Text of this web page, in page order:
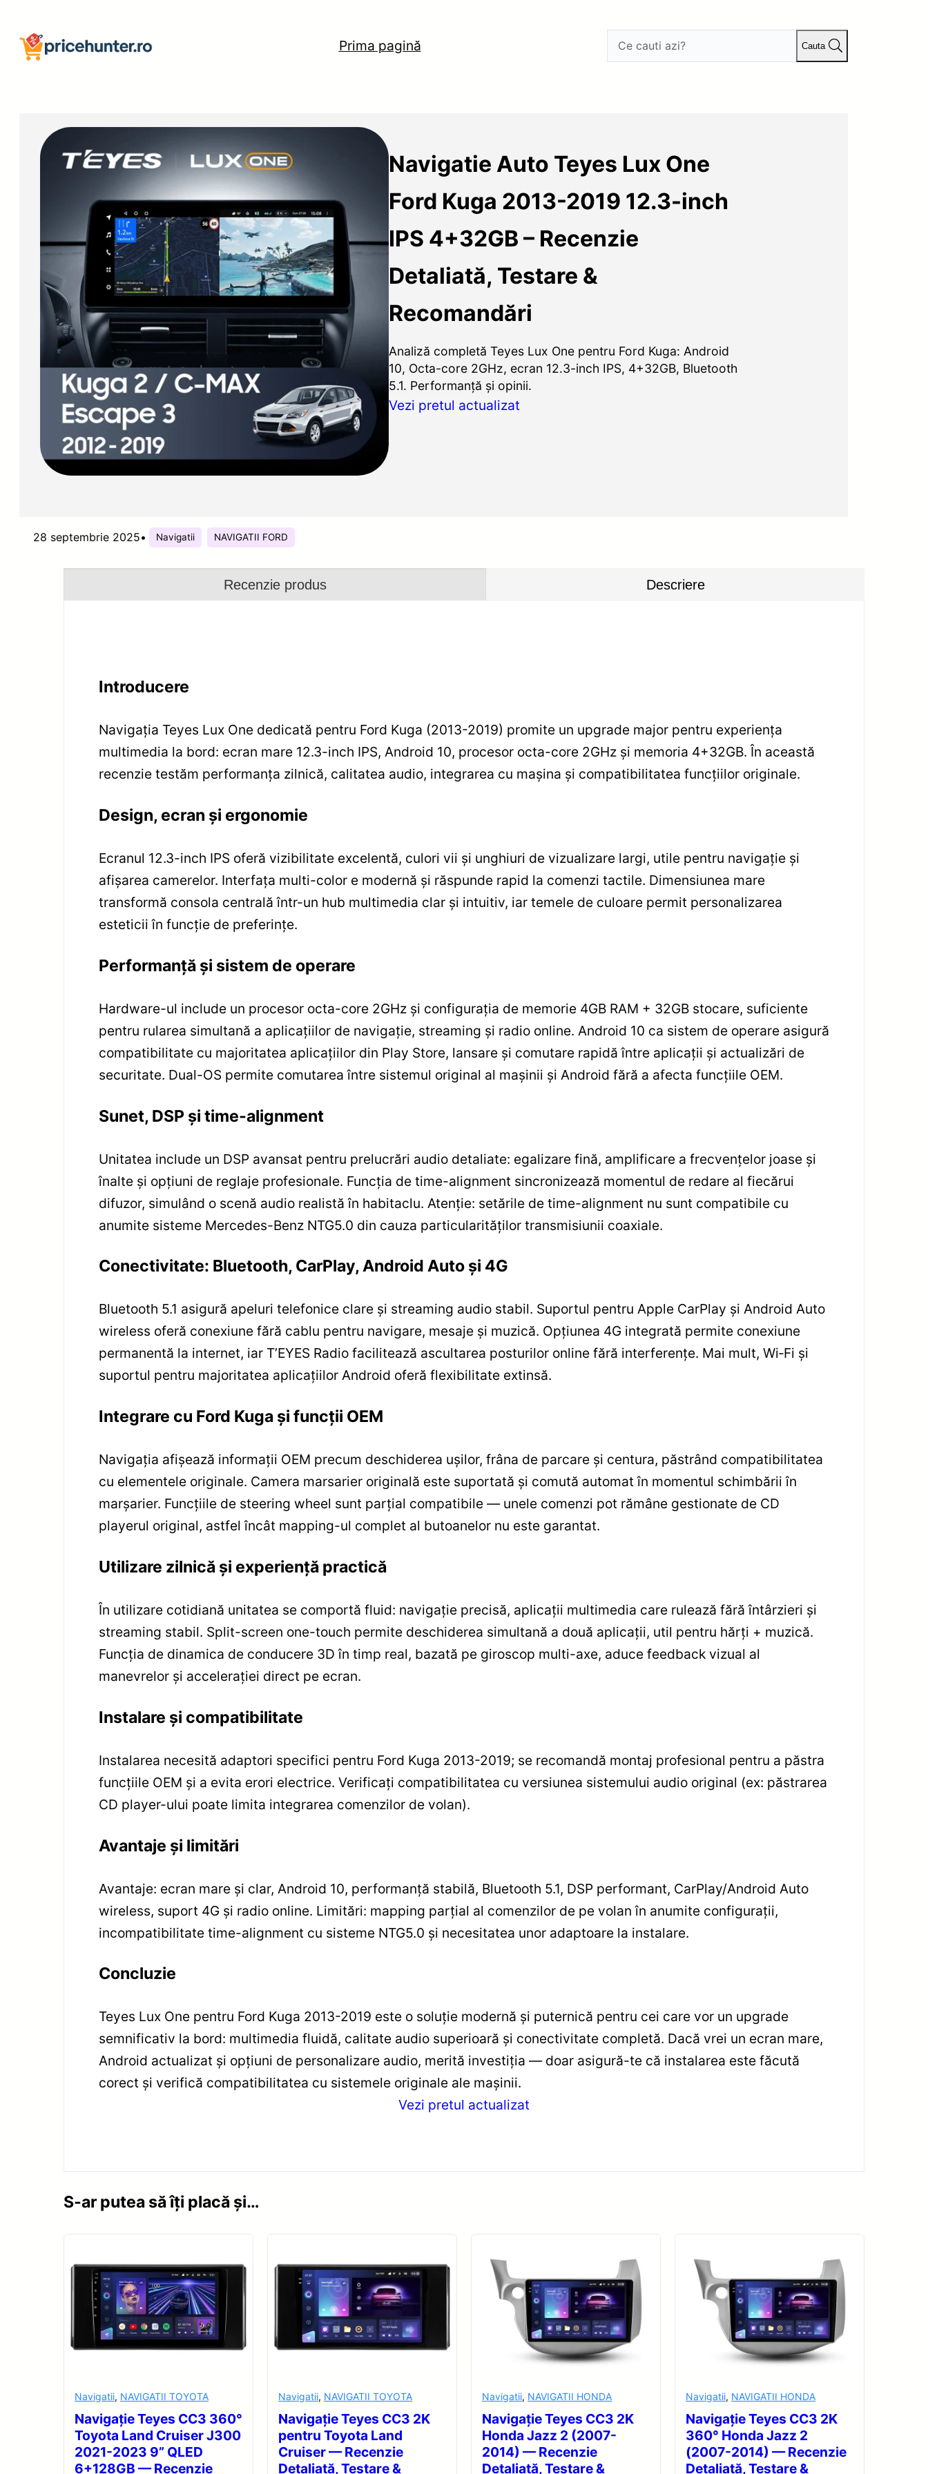
conținut
Prima pagină Cauta
Navigatie Auto Teyes Lux One
Ford Kuga 2013-2019 12.3-inch
IPS 4+32GB – Recenzie
Detaliată, Testare &
Recomandări
Analiză completă Teyes Lux One pentru Ford Kuga: Android
10, Octa-core 2GHz, ecran 12.3-inch IPS, 4+32GB, Bluetooth
5.1. Performanță și opinii.
Vezi pretul actualizat
28 septembrie 2025• Navigatii NAVIGATII FORD
Recenzie produs Descriere
Introducere
Navigația Teyes Lux One dedicată pentru Ford Kuga (2013-2019) promite un upgrade major pentru experiența
multimedia la bord: ecran mare 12.3-inch IPS, Android 10, procesor octa-core 2GHz și memoria 4+32GB. În această
recenzie testăm performanța zilnică, calitatea audio, integrarea cu mașina și compatibilitatea funcțiilor originale.
Design, ecran și ergonomie
Ecranul 12.3-inch IPS oferă vizibilitate excelentă, culori vii și unghiuri de vizualizare largi, utile pentru navigație și
afișarea camerelor. Interfața multi-color e modernă și răspunde rapid la comenzi tactile. Dimensiunea mare
transformă consola centrală într-un hub multimedia clar și intuitiv, iar temele de culoare permit personalizarea
esteticii în funcție de preferințe.
Performanță și sistem de operare
Hardware-ul include un procesor octa-core 2GHz și configurația de memorie 4GB RAM + 32GB stocare, suficiente
pentru rularea simultană a aplicațiilor de navigație, streaming și radio online. Android 10 ca sistem de operare asigură
compatibilitate cu majoritatea aplicațiilor din Play Store, lansare și comutare rapidă între aplicații și actualizări de
securitate. Dual-OS permite comutarea între sistemul original al mașinii și Android fără a afecta funcțiile OEM.
Sunet, DSP și time-alignment
Unitatea include un DSP avansat pentru prelucrări audio detaliate: egalizare fină, amplificare a frecvențelor joase și
înalte și opțiuni de reglaje profesionale. Funcția de time-alignment sincronizează momentul de redare al fiecărui
difuzor, simulând o scenă audio realistă în habitaclu. Atenție: setările de time-alignment nu sunt compatibile cu
anumite sisteme Mercedes-Benz NTG5.0 din cauza particularităților transmisiunii coaxiale.
Conectivitate: Bluetooth, CarPlay, Android Auto și 4G
Bluetooth 5.1 asigură apeluri telefonice clare și streaming audio stabil. Suportul pentru Apple CarPlay și Android Auto
wireless oferă conexiune fără cablu pentru navigare, mesaje și muzică. Opțiunea 4G integrată permite conexiune
permanentă la internet, iar T’EYES Radio facilitează ascultarea posturilor online fără interferențe. Mai mult, Wi‑Fi și
suportul pentru majoritatea aplicațiilor Android oferă flexibilitate extinsă.
Integrare cu Ford Kuga și funcții OEM
Navigația afișează informații OEM precum deschiderea ușilor, frâna de parcare și centura, păstrând compatibilitatea
cu elementele originale. Camera marsarier originală este suportată și comută automat în momentul schimbării în
marșarier. Funcțiile de steering wheel sunt parțial compatibile — unele comenzi pot rămâne gestionate de CD
playerul original, astfel încât mapping-ul complet al butoanelor nu este garantat.
Utilizare zilnică și experiență practică
În utilizare cotidiană unitatea se comportă fluid: navigație precisă, aplicații multimedia care rulează fără întârzieri și
streaming stabil. Split-screen one-touch permite deschiderea simultană a două aplicații, util pentru hărți + muzică.
Funcția de dinamica de conducere 3D în timp real, bazată pe giroscop multi-axe, aduce feedback vizual al
manevrelor și accelerației direct pe ecran.
Instalare și compatibilitate
Instalarea necesită adaptori specifici pentru Ford Kuga 2013-2019; se recomandă montaj profesional pentru a păstra
funcțiile OEM și a evita erori electrice. Verificați compatibilitatea cu versiunea sistemului audio original (ex: păstrarea
CD player-ului poate limita integrarea comenzilor de volan).
Avantaje și limitări
Avantaje: ecran mare și clar, Android 10, performanță stabilă, Bluetooth 5.1, DSP performant, CarPlay/Android Auto
wireless, suport 4G și radio online. Limitări: mapping parțial al comenzilor de pe volan în anumite configurații,
incompatibilitate time-alignment cu sisteme NTG5.0 și necesitatea unor adaptoare la instalare.
Concluzie
Teyes Lux One pentru Ford Kuga 2013-2019 este o soluție modernă și puternică pentru cei care vor un upgrade
semnificativ la bord: multimedia fluidă, calitate audio superioară și conectivitate completă. Dacă vrei un ecran mare,
Android actualizat și opțiuni de personalizare audio, merită investiția — doar asigură-te că instalarea este făcută
corect și verifică compatibilitatea cu sistemele originale ale mașinii.
Vezi pretul actualizat
S-ar putea să îți placă și…
Navigatii, NAVIGATII TOYOTA
Navigație Teyes CC3 360°
Toyota Land Cruiser J300
2021-2023 9” QLED
6+128GB — Recenzie
Navigatii, NAVIGATII TOYOTA
Navigație Teyes CC3 2K
pentru Toyota Land
Cruiser — Recenzie
Detaliată, Testare &
Navigatii, NAVIGATII HONDA
Navigație Teyes CC3 2K
Honda Jazz 2 (2007-
2014) — Recenzie
Detaliată, Testare &
Navigatii, NAVIGATII HONDA
Navigație Teyes CC3 2K
360° Honda Jazz 2
(2007-2014) — Recenzie
Detaliată, Testare &